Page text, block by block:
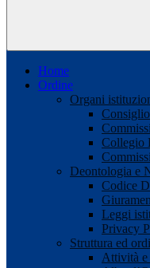
Home
Ordine
Organi
Collegio
Deontologia e
Codice
Leggi
Privacy
Struttura ed
Attività e